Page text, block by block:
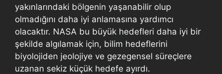
yakınlarındaki bölgenin yaşanabilir olup
olmadığını daha iyi anlamasına yardımcı
olacaktır. NASA bu büyük hedefleri daha iyi bir
şekilde algılamak için, bilim hedeflerini
biyolojiden jeolojiye ve gezegensel süreçlere
uzanan sekiz küçük hedefe ayırdı.